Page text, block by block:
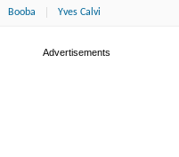
Booba Yves Calvi